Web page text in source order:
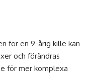
för en 9-årig kille kan
och förändras
för mer komplexa